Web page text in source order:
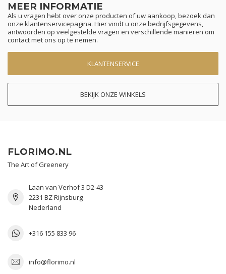
MEER INFORMATIE
Als u vragen hebt over onze producten of uw aankoop, bezoek dan
onze klantenservicepagina. Hier vindt u onze bedrijfsgegevens,
antwoorden op veelgestelde vragen en verschillende manieren om
contact met ons op te nemen.
KLANTENSERVICE
BEKIJK ONZE WINKELS
FLORIMO.NL
The Art of Greenery
Laan van Verhof 3 D2-43
2231 BZ Rijnsburg
Nederland
+316 155 833 96
info@florimo.nl